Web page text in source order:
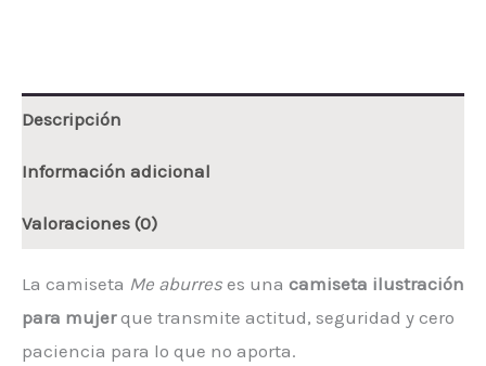
Descripción
Información adicional
Valoraciones (0)
La camiseta Me aburres es una camiseta ilustración
para mujerque transmite actitud, seguridad y cero
paciencia para lo que no aporta.